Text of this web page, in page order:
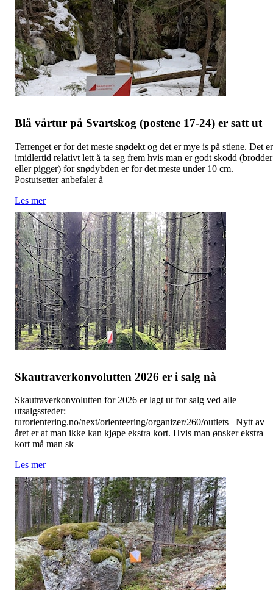
Blå vårtur på Svartskog (postene 17-24) er satt ut
Terrenget er for det meste snødekt og det er mye is på stiene. Det er
imidlertid relativt lett å ta seg frem hvis man er godt skodd (brodder
eller pigger) for snødybden er for det meste under 10 cm.
Postutsetter anbefaler å
Les mer
Skautraverkonvolutten 2026 er i salg nå
Skautraverkonvolutten for 2026 er lagt ut for salg ved alle
utsalgssteder:
turorientering.no/next/orienteering/organizer/260/outlets Nytt av
året er at man ikke kan kjøpe ekstra kort. Hvis man ønsker ekstra
kort må man sk
Les mer